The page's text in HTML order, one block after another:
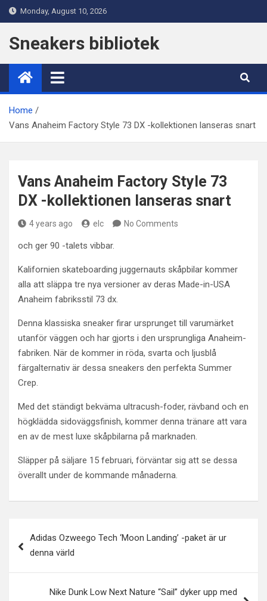
Skip
to
content
Monday, August 10, 2026
Sneakers bibliotek
Home
Vans Anaheim Factory Style 73 DX -kollektionen lanseras snart
Vans Anaheim Factory Style 73
DX -kollektionen lanseras snart
4 years ago elc No Comments
och ger 90 -talets vibbar.
Kalifornien skateboarding juggernauts skåpbilar kommer
alla att släppa tre nya versioner av deras Made-in-USA
Anaheim fabriksstil 73 dx.
Denna klassiska sneaker firar ursprunget till varumärket
utanför väggen och har gjorts i den ursprungliga Anaheim-
fabriken. När de kommer in röda, svarta och ljusblå
färgalternativ är dessa sneakers den perfekta Summer
Crep.
Med det ständigt bekväma ultracush-foder, rävband och en
högklädda sidoväggsfinish, kommer denna tränare att vara
en av de mest luxe skåpbilarna på marknaden.
Släpper på säljare 15 februari, förväntar sig att se dessa
överallt under de kommande månaderna.
navigation
Adidas Ozweego Tech ‘Moon Landing’ -paket är ur
denna värld
Nike Dunk Low Next Nature “Sail” dyker upp med